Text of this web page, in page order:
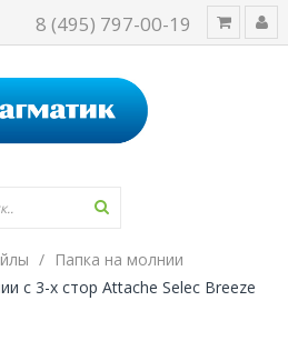
8 (495) 797-00-19
Папка на молнии
c 3-х стор Attache Selec Breeze